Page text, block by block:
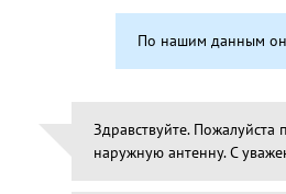
По нашим данным
Здравствуйте.
наружную антенну. С